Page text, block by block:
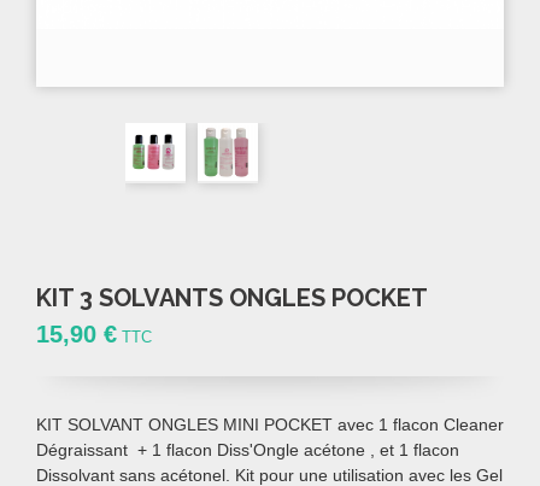
KIT 3 SOLVANTS ONGLES POCKET
15,90 € TTC
KIT SOLVANT ONGLES MINI POCKET avec 1 flacon Cleaner
Dégraissant + 1 flacon Diss'Ongle acétone , et 1 flacon
Dissolvant sans acétonel. Kit pour une utilisation avec les Gel